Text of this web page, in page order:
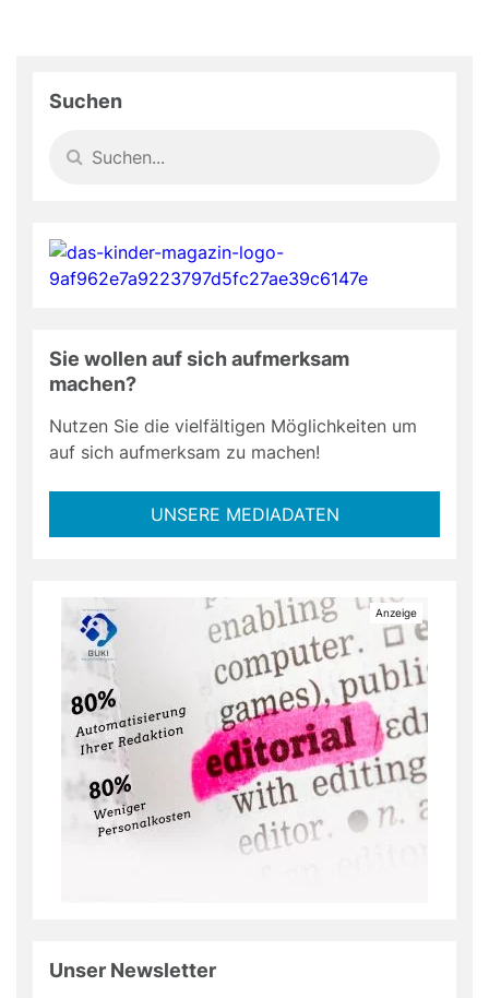
Suchen
Sie wollen auf sich aufmerksam
machen?
Nutzen Sie die vielfältigen Möglichkeiten um
auf sich aufmerksam zu machen!
UNSERE MEDIADATEN
Unser Newsletter